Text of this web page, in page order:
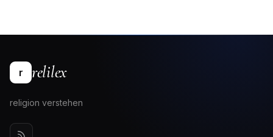
r relilex
religion verstehen